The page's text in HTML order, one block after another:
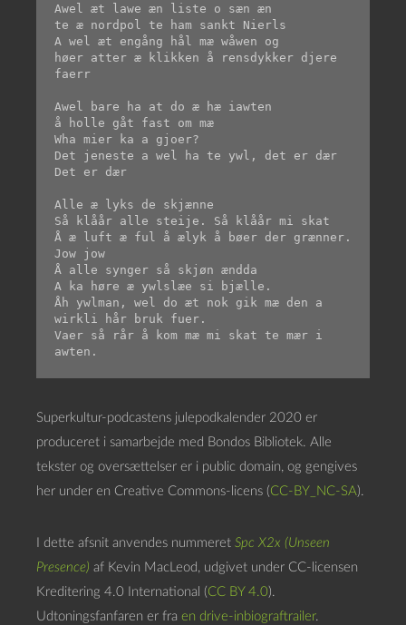
Awel æt lawe æn liste o sæn æn
te æ nordpol te ham sankt Nierls
A wel æt engång hål mæ wåwen og
høer atter æ klikken å rensdykker djere
faerr
Awel bare ha at do æ hæ iawten
å holle gåt fast om mæ
Wha mier ka a gjoer?
Det jeneste a wel ha te ywl, det er dær
Det er dær
Alle æ lyks de skjænne
Så klåår alle steije. Så klåår mi skat
Å æ luft æ ful å ælyk å bøer der grænner.
Jow jow
Å alle synger så skjøn ændda
A ka høre æ ywlslæe si bjælle.
Åh ywlman, wel do æt nok gik mæ den a
wirkli hår bruk fuer.
Vaer så rår å kom mæ mi skat te mær i
awten.
Superkultur-podcastens julepodkalender 2020 er
produceret i samarbejde med Bondos Bibliotek. Alle
tekster og oversættelser er i public domain, og gengives
her under en Creative Commons-licens (CC-BY_NC-SA).
I dette afsnit anvendes nummeret Spc X2x (Unseen
Presence) af Kevin MacLeod, udgivet under CC-licensen
Kreditering 4.0 International (CC BY 4.0).
Udtoningsfanfaren er fra en drive-inbiograftrailer.